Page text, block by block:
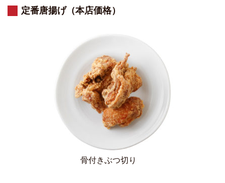
定番唐揚げ（本店価格）
骨付きぶつ切り